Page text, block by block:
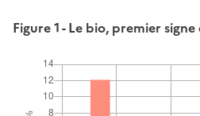
Figure 1 - Le bio, premier